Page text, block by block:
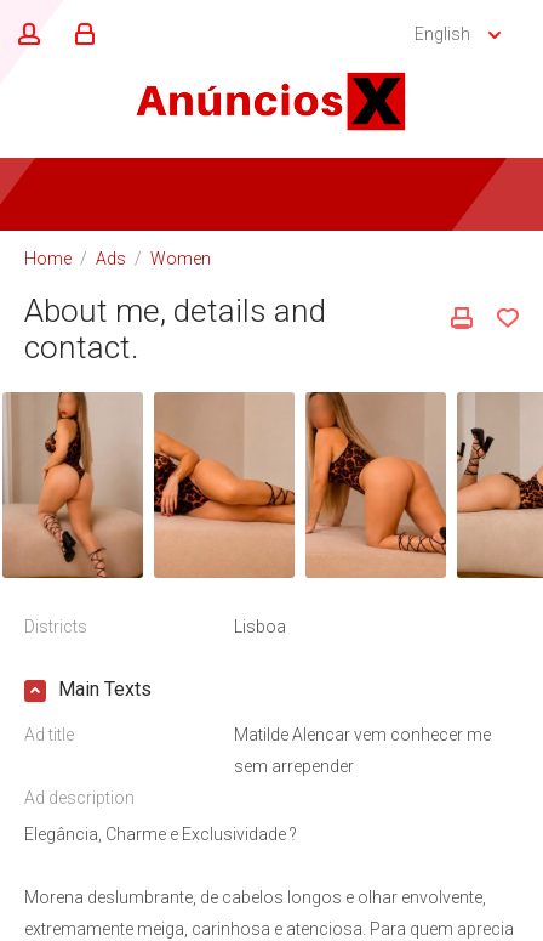
English
Home / Ads / Women
About me, details and
contact.
Districts Lisboa
Main Texts
Ad title
Matilde Alencar vem conhecer me
sem arrepender
Ad description
Elegância, Charme e Exclusividade ?
Morena deslumbrante, de cabelos longos e olhar envolvente,
extremamente meiga, carinhosa e atenciosa. Para quem aprecia